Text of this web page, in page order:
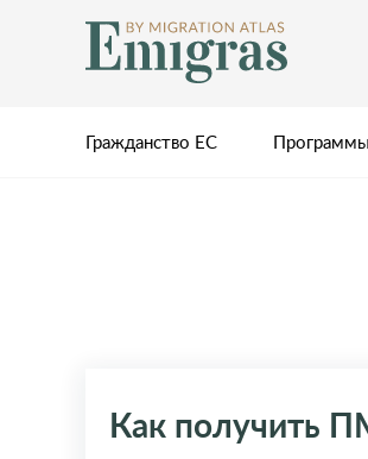
Гражданство ЕС Программы
Как получить